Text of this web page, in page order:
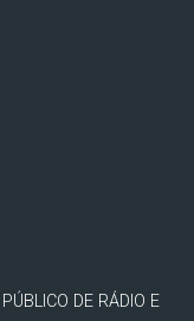
DE RÁDIO E